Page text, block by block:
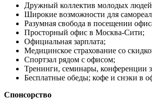
Дружный коллектив молодых
Широкие возможности для
Разумная свобода в посещении
Просторный офис в Москва-Сити;
Официальная зарплата;
Медицинское страхование со
Спортзал рядом с офисом;
Тренинги, семинары, конференции
Бесплатные обеды; кофе и снэки в
Спонсорство